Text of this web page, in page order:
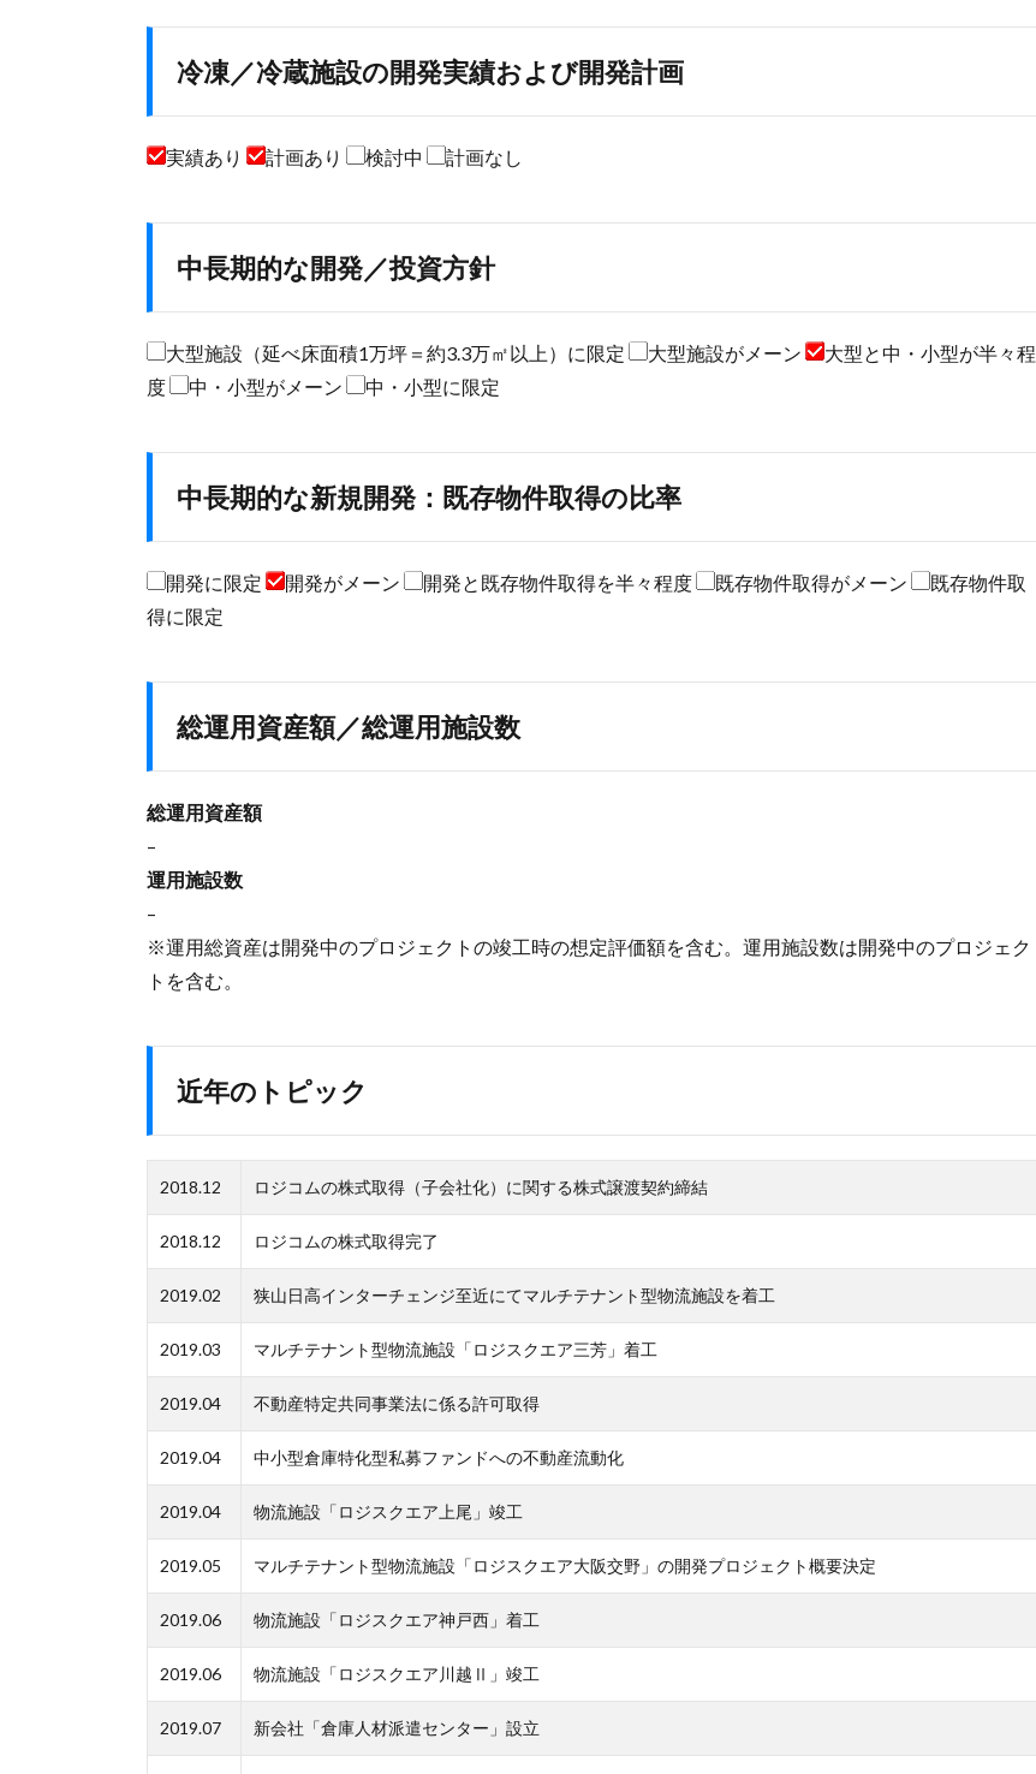
冷凍／冷蔵施設の開発実績および開発計画
実績あり 計画あり 検討中 計画なし
中長期的な開発／投資方針
大型施設（延べ床面積1万坪＝約3.3万㎡以上）に限定 大型施設がメーン
大型と中・小型が半々程
度
中・小型がメーン 中・小型に限定
中長期的な新規開発：既存物件取得の比率
開発に限定 開発がメーン 開発と既存物件取得を半々程度 既存物件取得がメーン
既存物件取
得に限定
総運用資産額／総運用施設数
総運用資産額
–
運用施設数
–
※運用総資産は開発中のプロジェクトの竣工時の想定評価額を含む。運用施設数は開発中のプロジェク
トを含む。
近年のトピック
2018.12 ロジコムの株式取得（子会社化）に関する株式譲渡契約締結
2018.12 ロジコムの株式取得完了
2019.02 狭山日高インターチェンジ至近にてマルチテナント型物流施設を着工
2019.03 マルチテナント型物流施設「ロジスクエア三芳」着工
2019.04 不動産特定共同事業法に係る許可取得
2019.04 中小型倉庫特化型私募ファンドへの不動産流動化
2019.04 物流施設「ロジスクエア上尾」竣工
2019.05 マルチテナント型物流施設「ロジスクエア大阪交野」の開発プロジェクト概要決定
2019.06 物流施設「ロジスクエア神戸西」着工
2019.06 物流施設「ロジスクエア川越Ⅱ」竣工
2019.07 新会社「倉庫人材派遣センター」設立